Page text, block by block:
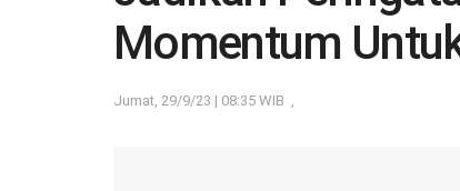
Momentum
Jumat, 29/9/23 | 08:35 WIB